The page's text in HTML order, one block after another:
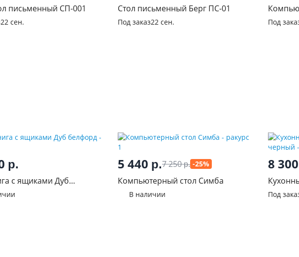
письменный СП-001
22 сен.
Стол письменный Берг ПС-01
Под заказ22 сен.
Белый
Под
р.
с ящиками Дуб
5 440 р.7 250р. -25%
Компьютерный стол Симба
В наличии
8 300
Мрамор
Под